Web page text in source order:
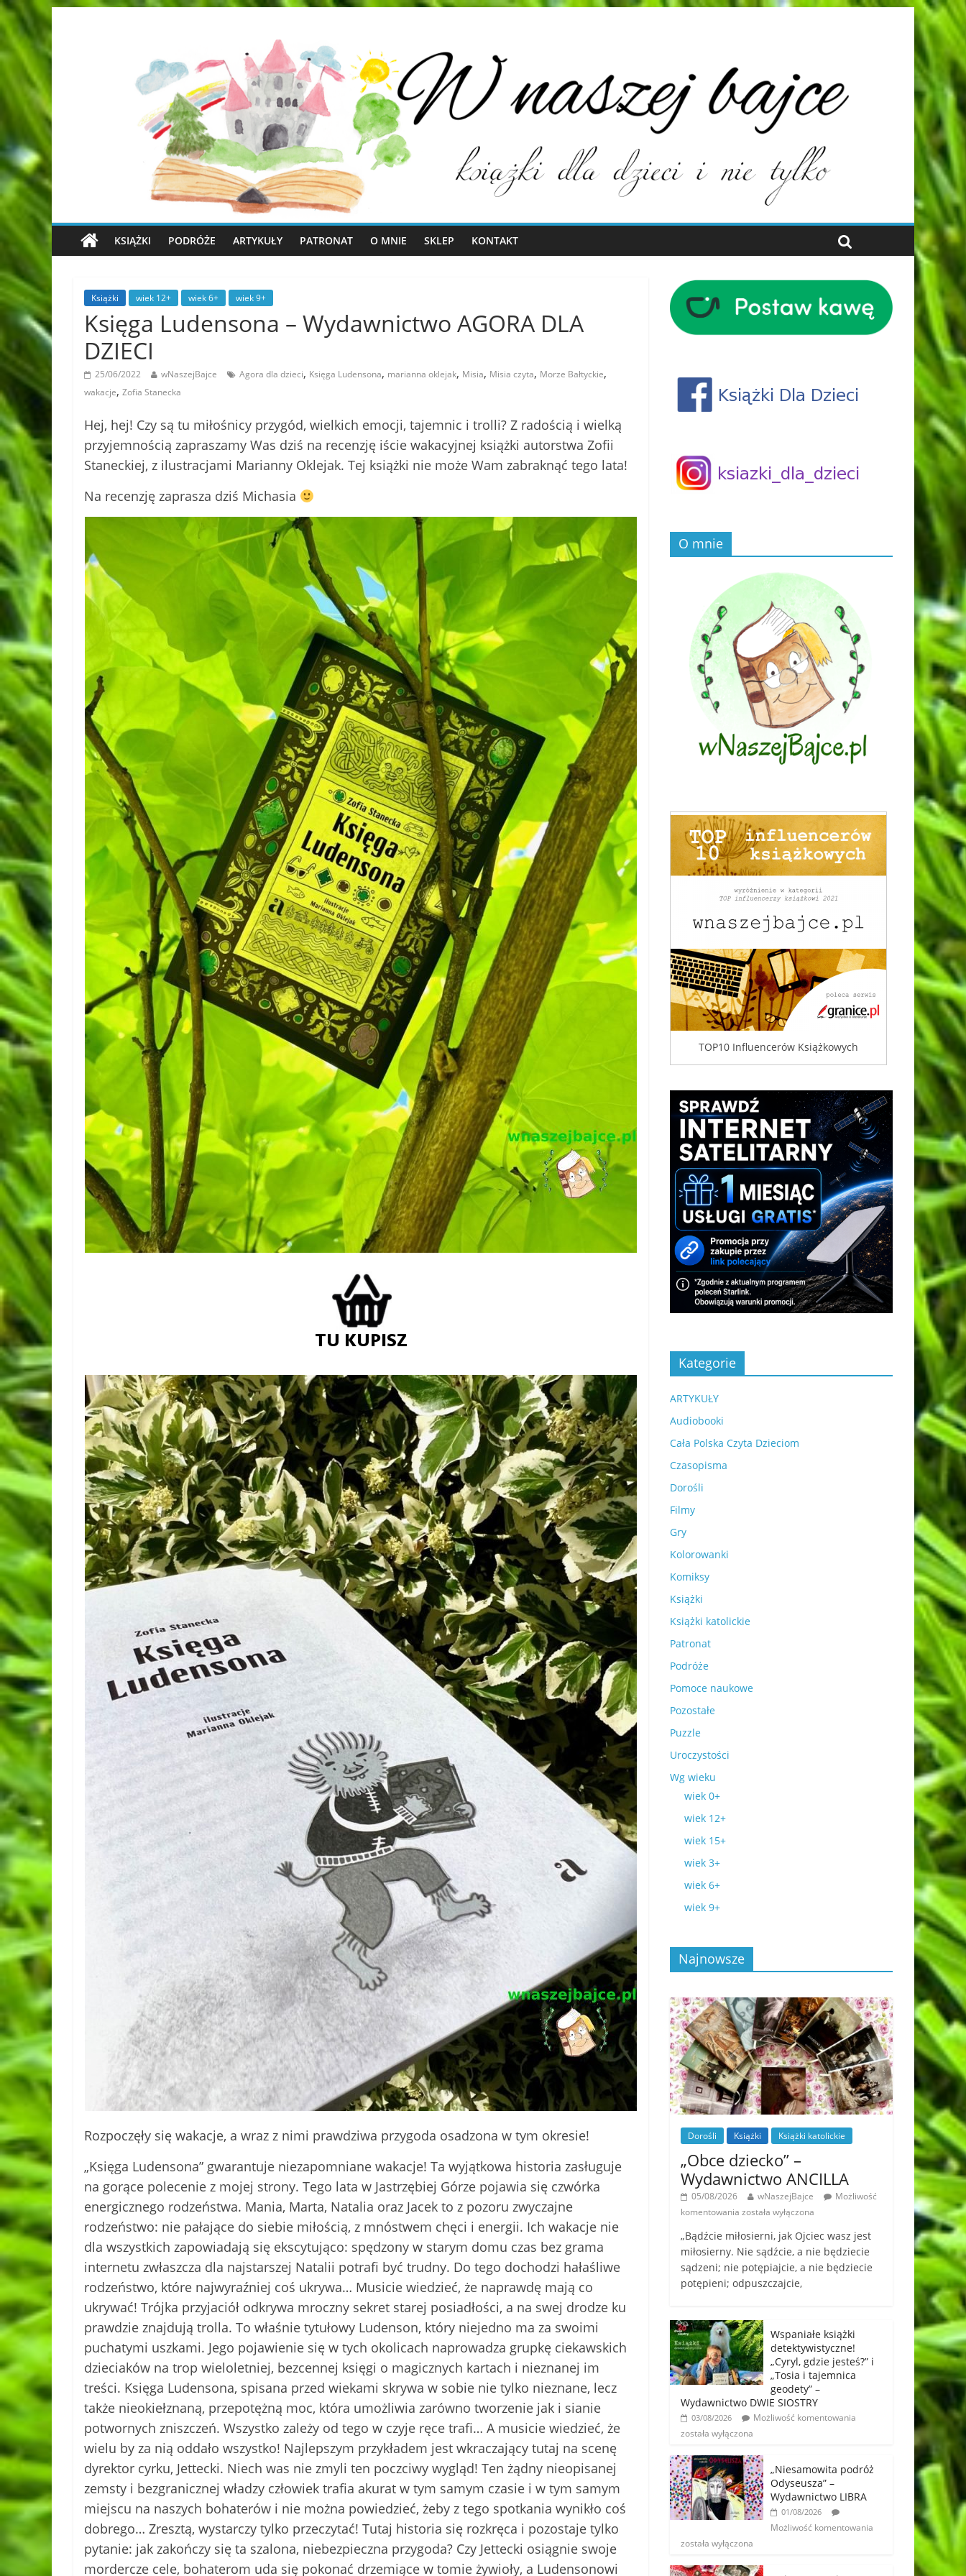
KSIĄŻKI PODRÓŻE ARTYKUŁY PATRONAT O MNIE SKLEP KONTAKT
Książki wiek 12+ wiek 6+ wiek 9+
Księga Ludensona – Wydawnictwo AGORA DLA
DZIECI
25/06/2022 wNaszejBajce Agora dla dzieci, Księga Ludensona, marianna oklejak, Misia, Misia czyta, Morze Bałtyckie,
wakacje, Zofia Stanecka
Hej, hej! Czy są tu miłośnicy przygód, wielkich emocji, tajemnic i trolli? Z radością i wielką
przyjemnością zapraszamy Was dziś na recenzję iście wakacyjnej książki autorstwa Zofii
Staneckiej, z ilustracjami Marianny Oklejak. Tej książki nie może Wam zabraknąć tego lata!
Na recenzję zaprasza dziś Michasia
Rozpoczęły się wakacje, a wraz z nimi prawdziwa przygoda osadzona w tym okresie!
„Księga Ludensona” gwarantuje niezapomniane wakacje! Ta wyjątkowa historia zasługuje
na gorące polecenie z mojej strony. Tego lata w Jastrzębiej Górze pojawia się czwórka
energicznego rodzeństwa. Mania, Marta, Natalia oraz Jacek to z pozoru zwyczajne
rodzeństwo: nie pałające do siebie miłością, z mnóstwem chęci i energii. Ich wakacje nie
dla wszystkich zapowiadają się ekscytująco: spędzony w starym domu czas bez grama
internetu zwłaszcza dla najstarszej Natalii potrafi być trudny. Do tego dochodzi hałaśliwe
rodzeństwo, które najwyraźniej coś ukrywa… Musicie wiedzieć, że naprawdę mają co
ukrywać! Trójka przyjaciół odkrywa mroczny sekret starej posiadłości, a na swej drodze ku
prawdzie znajdują trolla. To właśnie tytułowy Ludenson, który niejedno ma za swoimi
puchatymi uszkami. Jego pojawienie się w tych okolicach naprowadza grupkę ciekawskich
dzieciaków na trop wieloletniej, bezcennej księgi o magicznych kartach i nieznanej im
treści. Księga Ludensona, spisana przed wiekami skrywa w sobie nie tylko nieznane, lecz
także nieokiełznaną, przepotężną moc, która umożliwia zarówno tworzenie jak i sianie
potwornych zniszczeń. Wszystko zależy od tego w czyje ręce trafi… A musicie wiedzieć, że
wielu by za nią oddało wszystko! Najlepszym przykładem jest wkraczający tutaj na scenę
dyrektor cyrku, Jettecki. Niech was nie zmyli ten poczciwy wygląd! Ten żądny nieopisanej
zemsty i bezgranicznej władzy człowiek trafia akurat w tym samym czasie i w tym samym
miejscu na naszych bohaterów i nie można powiedzieć, żeby z tego spotkania wynikło coś
dobrego… Zresztą, wystarczy tylko przeczytać! Tutaj historia się rozkręca i pozostaje tylko
pytanie: jak zakończy się ta szalona, niebezpieczna przygoda? Czy Jettecki osiągnie swoje
mordercze cele, bohaterom uda się pokonać drzemiące w tomie żywioły, a Ludensonowi
O mnie
TOP10 Influencerów Książkowych
Kategorie
ARTYKUŁY
Audiobooki
Cała Polska Czyta Dzieciom
Czasopisma
Dorośli
Filmy
Gry
Kolorowanki
Komiksy
Książki
Książki katolickie
Patronat
Podróże
Pomoce naukowe
Pozostałe
Puzzle
Uroczystości
Wg wieku
wiek 0+
wiek 12+
wiek 15+
wiek 3+
wiek 6+
wiek 9+
Najnowsze
Dorośli Książki Książki katolickie
„Obce dziecko” –
Wydawnictwo ANCILLA
05/08/2026 wNaszejBajce
Możliwość
komentowania została wyłączona
„Bądźcie miłosierni, jak Ojciec wasz jest
miłosierny. Nie sądźcie, a nie będziecie
sądzeni; nie potępiajcie, a nie będziecie
potępieni; odpuszczajcie,
Wspaniałe książki
detektywistyczne!
„Cyryl, gdzie jesteś?” i
„Tosia i tajemnica
geodety” –
Wydawnictwo DWIE SIOSTRY
03/08/2026
Możliwość komentowania
została wyłączona
„Niesamowita podróż
Odyseusza” –
Wydawnictwo LIBRA
01/08/2026
Możliwość komentowania
została wyłączona